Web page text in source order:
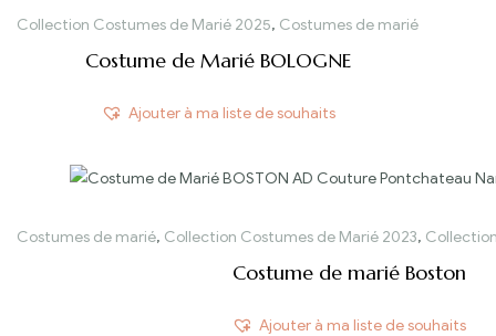
Collection Costumes de Marié 2025, Costumes de marié
Costume de Marié BOLOGNE
Ajouter à ma liste de souhaits
Costumes de marié, Collection Costumes de Marié 2023,
Costume de marié Boston
Ajouter à ma liste de souhaits